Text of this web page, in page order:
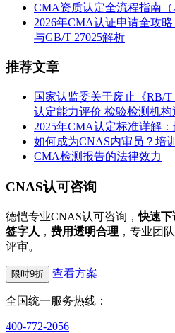
CMA资质认定全流程指南（
2026年CMA认证申请全攻
与GB/T 27025解析
推荐文章
国家认监委关于废止《RB/
认定能力评价 检验检测机
2025年CMA认定标准详解
如何成为CNAS内审员？培
CMA检测报告的法律效力
CNAS认可咨询
德恺专业CNAS认可咨询，快速下
签字人 ， 费用透明合理 ，专业团
评审。
限时9折 查看方案
全国统一服务热线：
400-772-2056